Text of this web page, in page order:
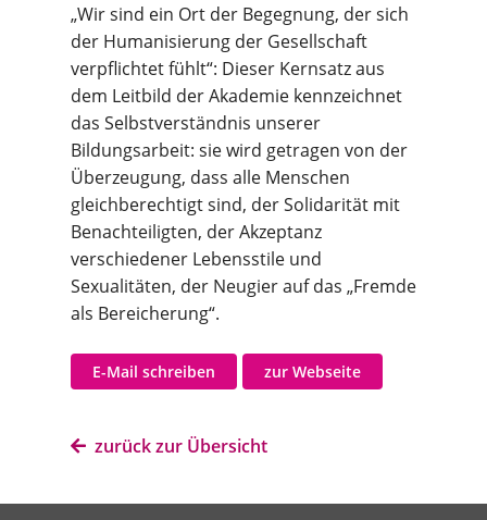
„Wir sind ein Ort der Begegnung, der sich
der Humanisierung der Gesellschaft
verpflichtet fühlt“: Dieser Kernsatz aus
dem Leitbild der Akademie kennzeichnet
das Selbstverständnis unserer
Bildungsarbeit: sie wird getragen von der
Überzeugung, dass alle Menschen
gleichberechtigt sind, der Solidarität mit
Benachteiligten, der Akzeptanz
verschiedener Lebensstile und
Sexualitäten, der Neugier auf das „Fremde
als Bereicherung“.
E-Mail schreiben zur Webseite
zurück zur Übersicht